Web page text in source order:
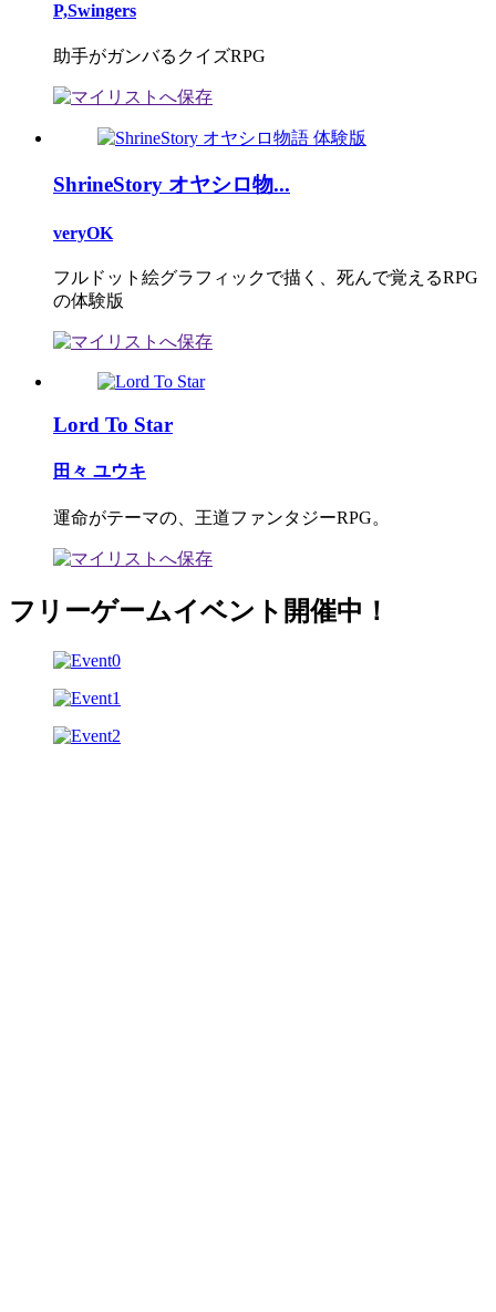
P,Swingers
助手がガンバるクイズRPG
ShrineStory オヤシロ物...
veryOK
フルドット絵グラフィックで描く、死んで覚えるRPG
の体験版
Lord To Star
田々 ユウキ
運命がテーマの、王道ファンタジーRPG。
フリーゲームイベント開催中！